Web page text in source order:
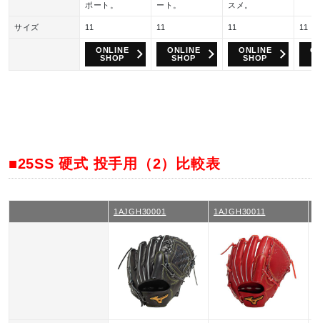
ポート。
ート。
スメ。
サイズ 11 11 11 11
ONLINE
SHOP
ONLINE
SHOP
ONLINE
SHOP
■25SS 硬式 投手用（2）比較表
1AJGH30001 1AJGH30011